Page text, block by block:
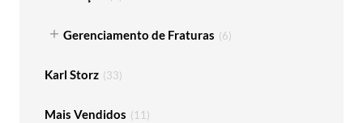
Gerenciamento de Fraturas (6)
Karl Storz (33)
Mais Vendidos (11 )